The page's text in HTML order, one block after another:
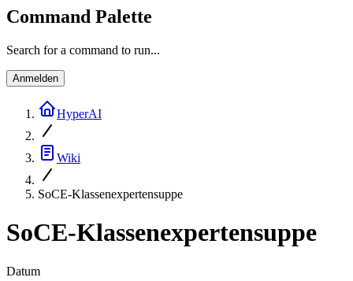
Command Palette
Search for a command to run...
Anmelden
HyperAI
Wiki
SoCE-Klassenexpertensuppe
SoCE-Klassenexpertensuppe
Datum